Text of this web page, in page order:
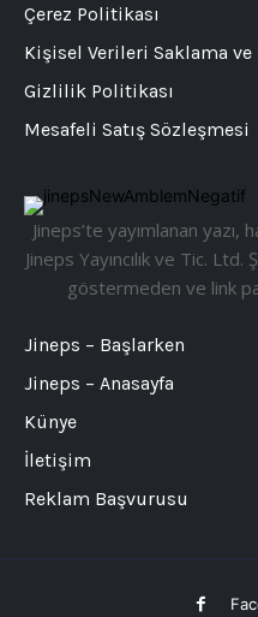
Jineps’te yayımlanan
Jineps Yayıncılık ve Tic.
göstermeden ve link
Jineps – Başlarken
Jineps – Anasayfa
Künye
İletişim
Reklam Başvurusu
Çerez Politikası
Kişisel Verileri Saklama ve
Gizlilik Politikası
Mesafeli Satış Sözleşmesi